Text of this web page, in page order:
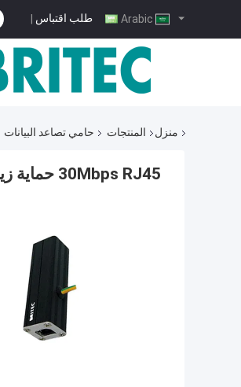
طلب اقتباس |
منزل المنتجات حامي تصاعد البيانات
30Mbps RJ45 حماية زيادة مع هودز سبيكة الألومنيوم لحماية البرق في شبكات إيثيرنت